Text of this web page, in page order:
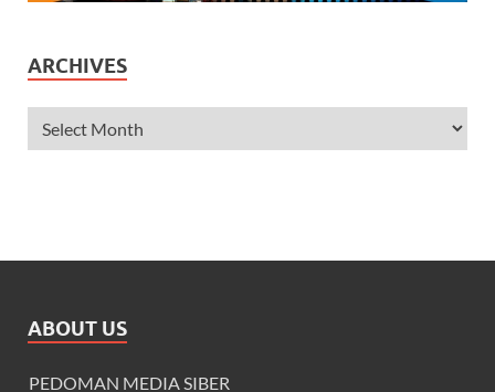
ARCHIVES
ABOUT US
PEDOMAN MEDIA SIBER